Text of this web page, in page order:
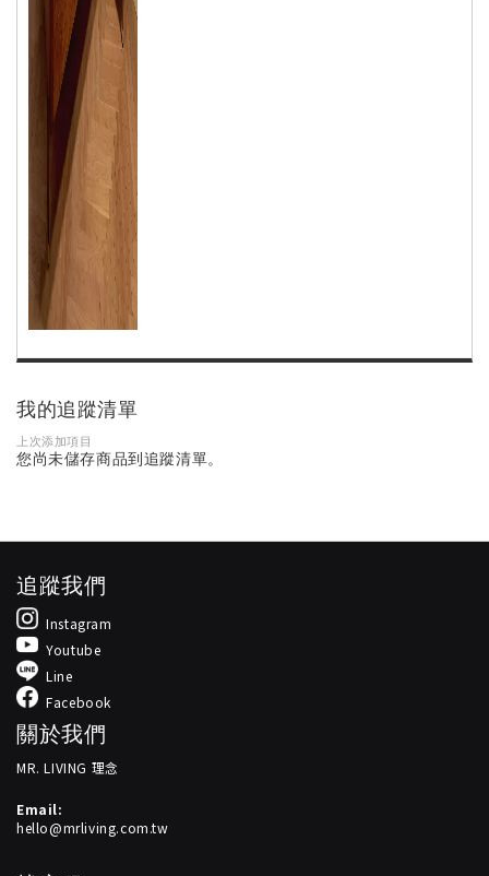
我的追蹤清單
上次添加項目
您尚未儲存商品到追蹤清單。
追蹤我們
Instagram
Youtube
Line
Facebook
關於我們
MR. LIVING 理念
Email:
hello@mrliving.com.tw